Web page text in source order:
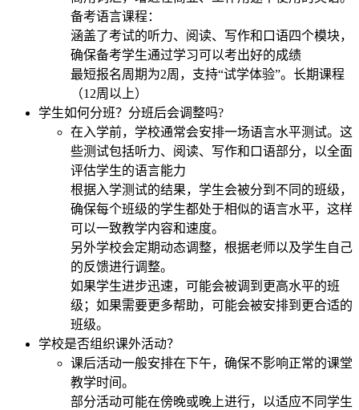
备考语言课程：
涵盖了考试的听力、阅读、写作和口语四个模块，
确保备考学生通过学习可以考出好的成绩
最短报名周期为2周，支持“试学体验”。长期课程
（12周以上）
学生如何分班？分班后会调整吗?
在入学前，学校通常会安排一场语言水平测试。这
些测试包括听力、阅读、写作和口语部分，以全面
评估学生的语言能力
根据入学测试的结果，学生会被分到不同的班级，
确保每个班级的学生都处于相似的语言水平，这样
可以一致教学内容和速度。
另外学校会定期动态调整，根据老师以及学生自己
的反馈进行调整。
如果学生进步迅速，可能会被调到更高水平的班
级；如果需要更多帮助，可能会被安排到更合适的
班级。
学校是否组织课外活动？
课后活动一般安排在下午，确保不影响正常的课堂
教学时间。
部分活动可能在傍晚或晚上进行，以适应不同学生